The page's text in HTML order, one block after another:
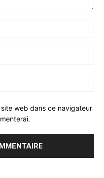
web dans ce navigateur